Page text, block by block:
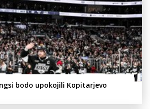
bodo upokojili Kopitarjevo